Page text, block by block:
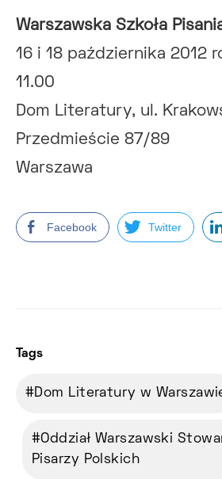
Warszawska Szkoła
16 i 18 października 2012
11.00
Dom Literatury, ul.
Przedmieście 87/89
Warszawa
Facebook Twitter
Tags
Dom Literatury w
Oddział Warszawski
Pisarzy Polskich